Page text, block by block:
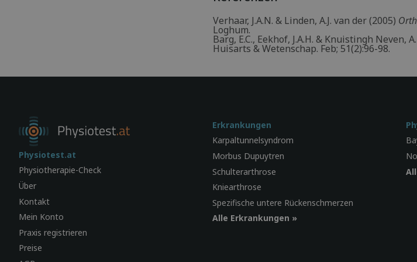
Verhaar, J.A.N. & Linden, A.J. van der (2005)
Loghum.
Barg, E.C., Eekhof, J.A.H. & Knuistingh Neven,
Huisarts & Wetenschap. Feb; 51(2):96-98.
Physiotest.at
Physiotherapie-Check
Über
Kontakt
Mein Konto
Praxis registrieren
Preise
Erkrankungen
Karpaltunnelsyndrom
Morbus Dupuytren
Schulterarthrose
Kniearthrose
Spezifische untere Rückenschmerzen
Alle Erkrankungen »